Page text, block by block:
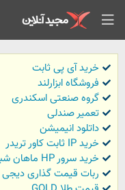
خرید آی پی ثابت
فروشگاه ابزارلند
گروه صنعتی اسکندری
تعمیر صندلی
داتلود انیمیشن
خرید IP ثابت کاور تریدر
خرید سرور HP ماهان شبکه
ربات قیمت گذاری دیجی